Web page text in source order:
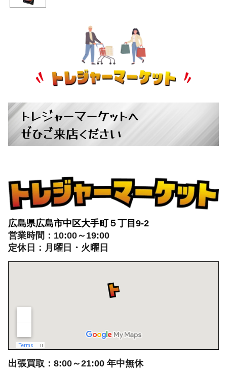
トレジャーマーケットへ
ぜひご来店ください
広島県広島市中区大手町５丁目9-2
営業時間：10:00～19:00
定休日：月曜日・火曜日
出張買取：8:00～21:00 年中無休